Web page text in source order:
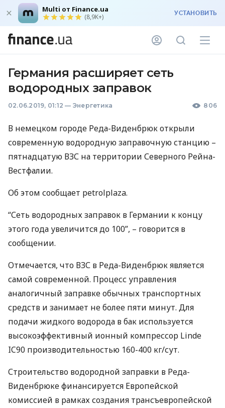
Multi от Finance.ua
(8,9K+) УСТАНОВИТЬ
Германия расширяет сеть
водородных заправок
02.06.2019, 01:12 — Энергетика 806
В немецком городе Реда-Виденбрюк открыли
современную водородную заправочную станцию –
пятнадцатую ВЗС на территории Северного Рейна-
Вестфалии.
Об этом сообщает petrolplaza.
“Сеть водородных заправок в Германии к концу
этого года увеличится до 100”, – говорится в
сообщении.
Отмечается, что ВЗС в Реда-Виденбрюк является
самой современной. Процесс управления
аналогичный заправке обычных транспортных
средств и занимает не более пяти минут. Для
подачи жидкого водорода в бак используется
высокоэффективный ионный компрессор Linde
IC90 производительностью 160-400 кг/сут.
Строительство водородной заправки в Реда-
Виденбрюке финансируется Европейской
комиссией в рамках создания трансъевропейской